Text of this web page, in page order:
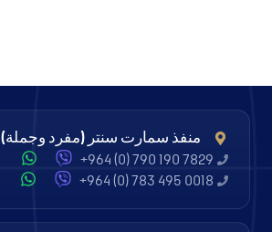
منفذ سمارت سنتر (مفرد وجملة)
+964 (0) 790 190 7829
+964 (0) 783 495 0018